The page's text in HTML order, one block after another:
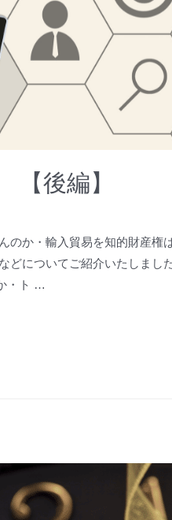
後編】
のか・輸入貿易を知的財産権
どについてご紹介いたしまし
・ト …